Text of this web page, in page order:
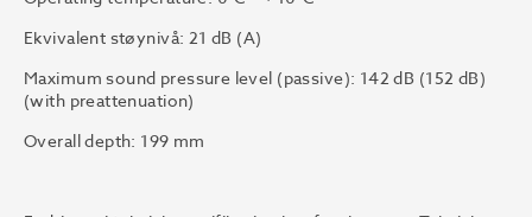
Ekvivalent støynivå: 21 dB (A)
Maximum sound pressure level (passive): 142 dB (152 dB)
(with preattenuation)
Overall depth: 199 mm